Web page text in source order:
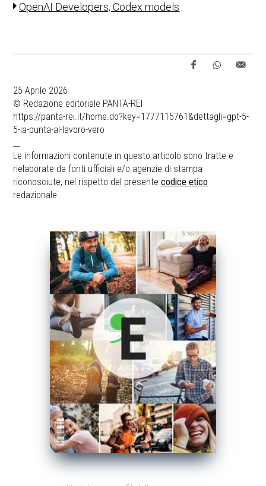
OpenAI Developers, Codex models
25 Aprile 2026
© Redazione editoriale PANTA-REI
https://panta-rei.it/home.do?key=1777115761&dettagli=gpt-5-
5-ia-punta-al-lavoro-vero
Le informazioni contenute in questo articolo sono tratte e
rielaborate da fonti ufficiali e/o agenzie di stampa
riconosciute, nel rispetto del presentecodice etico
redazionale.